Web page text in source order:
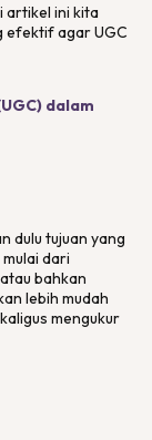
artikel ini kita
efektif agar UGC
dalam
dulu tujuan yang
dari
bahkan
lebih mudah
mengukur